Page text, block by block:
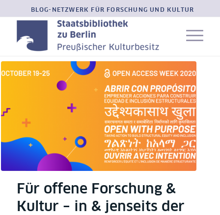
BLOG-NETZWERK FÜR FORSCHUNG UND KULTUR
Für offene Forschung &
Kultur – in & jenseits der